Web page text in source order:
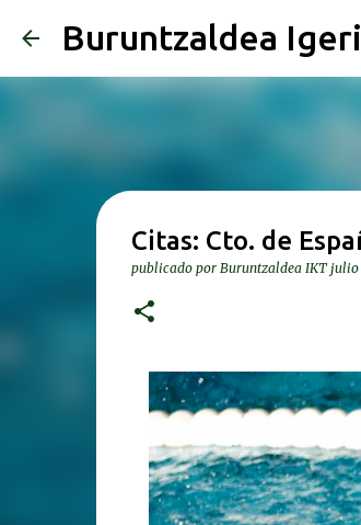
Buruntzaldea
Citas: Cto. de
publicado por Buruntzaldea IKT julio